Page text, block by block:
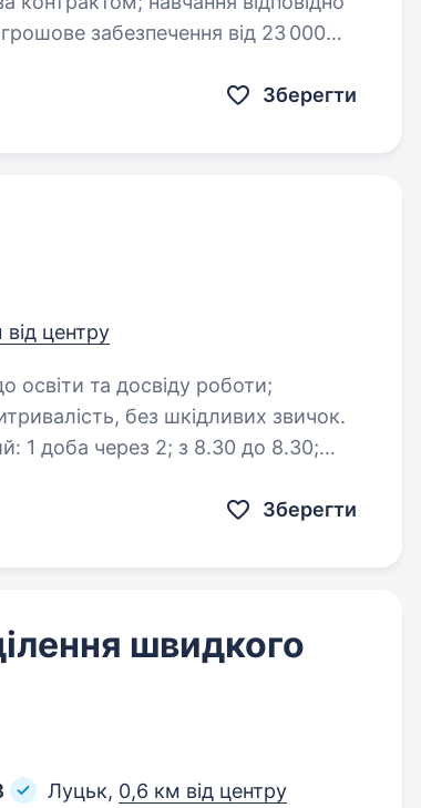
Зберегти
центру
без шкідливих звичок.
Зберегти
швидкого
Луцьк, 0,6 км від центру